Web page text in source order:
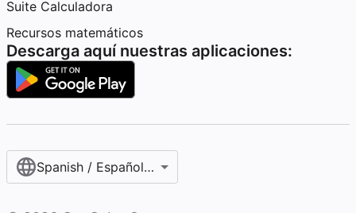
Suite Calculadora
Recursos matemáticos
Descarga aquí nuestras aplicaciones:
Spanish / Español (internacional)